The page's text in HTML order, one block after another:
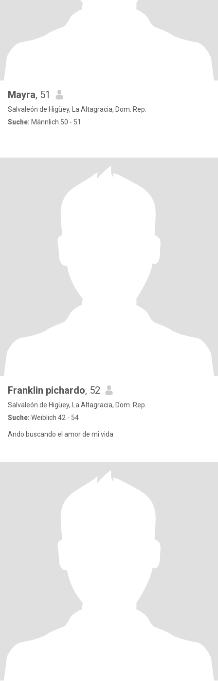
Mayra, 51
Salvaleón de Higüey, La Altagracia, Dom. Rep.
Suche: Männlich 50 - 51
Franklin pichardo, 52
Salvaleón de Higüey, La Altagracia, Dom. Rep.
Suche: Weiblich 42 - 54
Ando buscando el amor de mi vida